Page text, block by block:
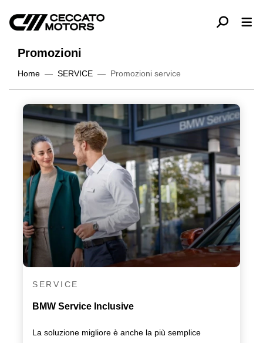
Promozioni
Home SERVICE Promozioni service
SERVICE
BMW Service Inclusive
La soluzione migliore è anche la più semplice